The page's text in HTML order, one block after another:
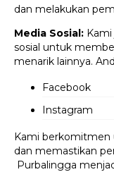
dan melakukan
Media Sosial:
sosial untuk
menarik lainnya.
Facebook
Instagram
Kami berkomitmen
dan memastikan
Purbalingga